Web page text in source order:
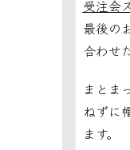
受注会
最後の
合わせ
まとま
ねずに
ます。